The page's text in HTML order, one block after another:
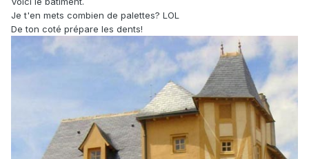
Je t'en mets combien de palettes? LOL
De ton coté prépare les dents!